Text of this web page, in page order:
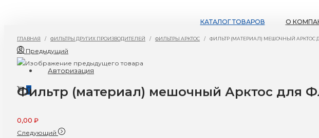
КАТАЛОГ ТОВАРОВ О
Авторизация
0
ГЛАВНАЯ / ФИЛЬТРЫ ДРУГИХ ПРОИЗВОДИТЕЛЕЙ / ФИЛЬТРЫ АРКТОС / ФИЛЬТР (МАТЕРИАЛ) МЕШОЧНЫЙ АРКТОС
Предыдущий
Фильтр (материал) мешочный Арктос для
0,00 ₽
Следующий